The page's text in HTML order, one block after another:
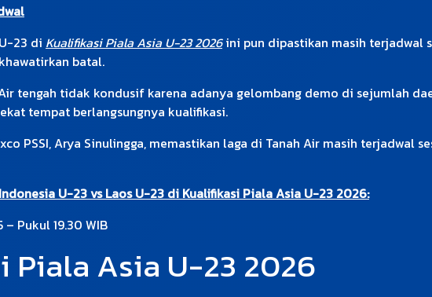
23 di Kualifikasi Piala Asia U-23 2026ini pun dipastikan masih terjadwal
batal.
tengah tidak kondusif karena adanya gelombang demo di sejumlah
tempat berlangsungnya kualifikasi.
PSSI, Arya Sinulingga, memastikan laga di Tanah Air masih terjadwal
U-23 vs Laos U-23 di Kualifikasi Piala Asia U-23 2026:
– Pukul 19.30 WIB
Piala Asia U-23 2026